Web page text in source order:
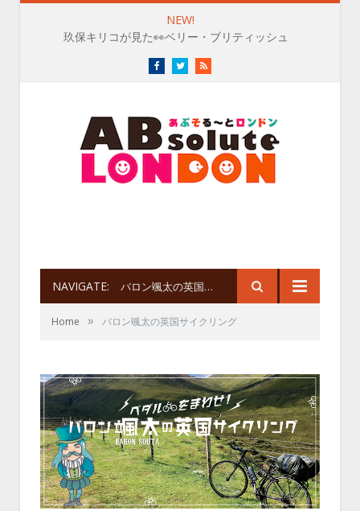
NEW!
玖保キリコが見た👀ベリー・ブリティッシュ
FacebookTwitterRSS
NAVIGATE: バロン颯太の英国サイクリング
Home » バロン颯太の英国サイクリング